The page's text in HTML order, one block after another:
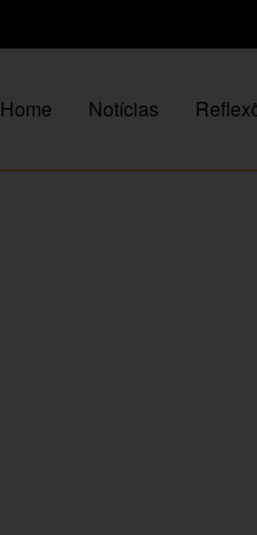
Home Notícias